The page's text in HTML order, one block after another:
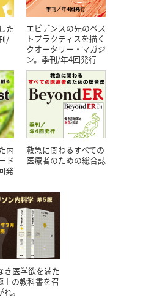
た
/
エビデンスの先のベス
トプラクティスを描く
クオータリー・マガジ
ン。季刊/年4回発行
内
ド
発
救急に関わるすべての
医療者のための総合誌
き医学欲を満た
上の教科書を召
れ。